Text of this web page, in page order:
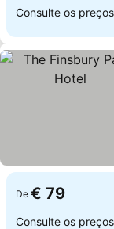
Consulte os
De € 79
Consulte os